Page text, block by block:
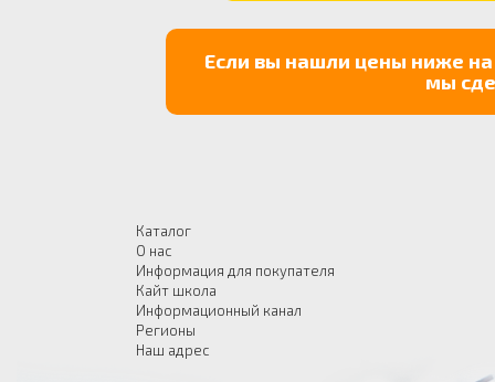
Если вы нашли цены ниже
мы
Каталог
О нас
Информация для покупателя
Кайт школа
Информационный канал
Регионы
Наш адрес